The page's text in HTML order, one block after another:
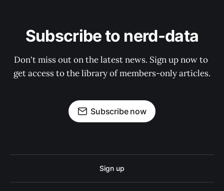
Subscribe to nerd-data
Don't miss out on the latest news. Sign up now to
get access to the library of members-only articles.
Subscribe now
Sign up